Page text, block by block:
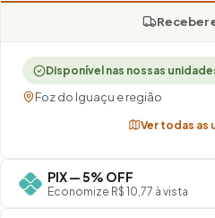
Receber
Disponível nas nossas
Foz do Iguaçu e região
Ver todas as
PIX — 5% OFF
Economize R$ 10,77 à vista